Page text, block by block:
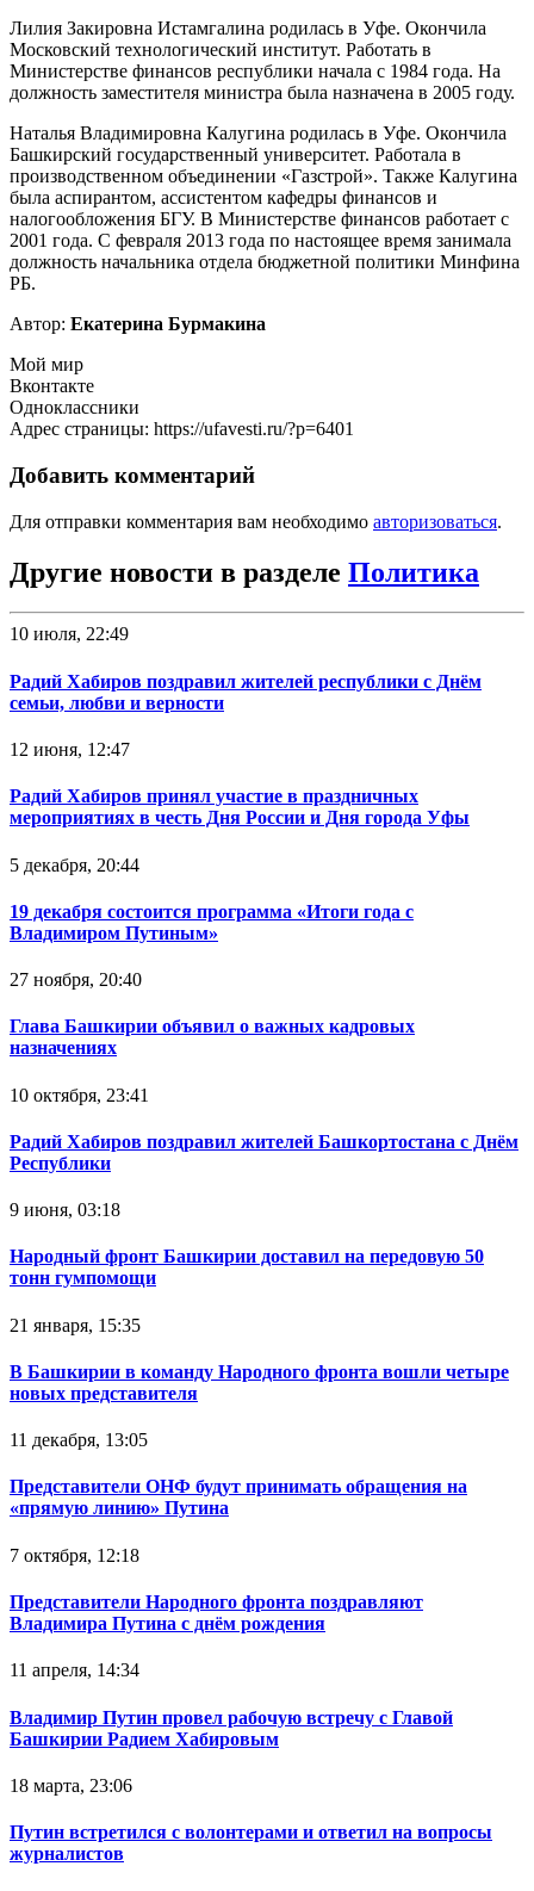
Лилия Закировна Истамгалина родилась в Уфе. Окончила
Московский технологический институт. Работать в
Министерстве финансов республики начала с 1984 года. На
должность заместителя министра была назначена в 2005 году.
Наталья Владимировна Калугина родилась в Уфе. Окончила
Башкирский государственный университет. Работала в
производственном объединении «Газстрой». Также Калугина
была аспирантом, ассистентом кафедры финансов и
налогообложения БГУ. В Министерстве финансов работает с
2001 года. С февраля 2013 года по настоящее время занимала
должность начальника отдела бюджетной политики Минфина
РБ.
Автор: Екатерина Бурмакина
Мой мир
Вконтакте
Одноклассники
Адрес страницы: https://ufavesti.ru/?p=6401
Добавить комментарий
Для отправки комментария вам необходимо авторизоваться.
Другие новости в разделе Политика
10 июля, 22:49
Радий Хабиров поздравил жителей республики с Днём
семьи, любви и верности
12 июня, 12:47
Радий Хабиров принял участие в праздничных
мероприятиях в честь Дня России и Дня города Уфы
5 декабря, 20:44
19 декабря состоится программа «Итоги года с
Владимиром Путиным»
27 ноября, 20:40
Глава Башкирии объявил о важных кадровых
назначениях
10 октября, 23:41
Радий Хабиров поздравил жителей Башкортостана с Днём
Республики
9 июня, 03:18
Народный фронт Башкирии доставил на передовую 50
тонн гумпомощи
21 января, 15:35
В Башкирии в команду Народного фронта вошли четыре
новых представителя
11 декабря, 13:05
Представители ОНФ будут принимать обращения на
«прямую линию» Путина
7 октября, 12:18
Представители Народного фронта поздравляют
Владимира Путина с днём рождения
11 апреля, 14:34
Владимир Путин провел рабочую встречу с Главой
Башкирии Радием Хабировым
18 марта, 23:06
Путин встретился с волонтерами и ответил на вопросы
журналистов